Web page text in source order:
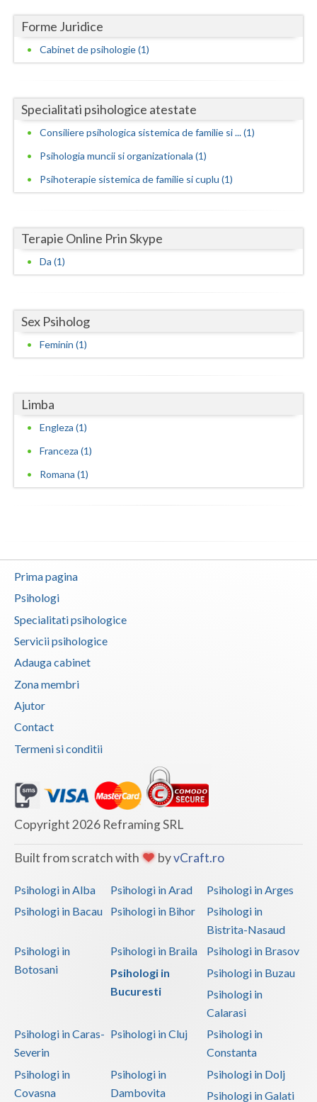
Iasi
Ilfov
Mehedinti
Neamt
Prahova
Salaj
Sibiu
Suceava
Timis
Tulcea
Valcea
Vaslui
Forme Juridice
Cabinet de psihologie (1)
Specialitati psihologice atestate
Consiliere psihologica sistemica de familie si ... (1)
Psihologia muncii si organizationala (1)
Psihoterapie sistemica de familie si cuplu (1)
Terapie Online Prin Skype
Da (1)
Sex Psiholog
Feminin (1)
Limba
Engleza (1)
Franceza (1)
Romana (1)
Prima pagina
Psihologi
Specialitati psihologice
Servicii psihologice
Adauga cabinet
Zona membri
Ajutor
Contact
Termeni si conditii
Copyright 2026 Reframing SRL
Built from scratch with byvCraft.ro
Psihologi in Alba Psihologi in Arad
Psihologi in Arges
Psihologi in Bacau
Psihologi in Bihor
Psihologi in
Bistrita-Nasaud
Psihologi in
Botosani
Psihologi in Braila
Psihologi in Brasov
Psihologi in
Bucuresti
Psihologi in Buzau
Psihologi in
Calarasi
Psihologi in Caras-
Severin
Psihologi in Cluj
Psihologi in
Constanta
Psihologi in
Covasna
Psihologi in
Dambovita
Psihologi in Dolj
Psihologi in Galati